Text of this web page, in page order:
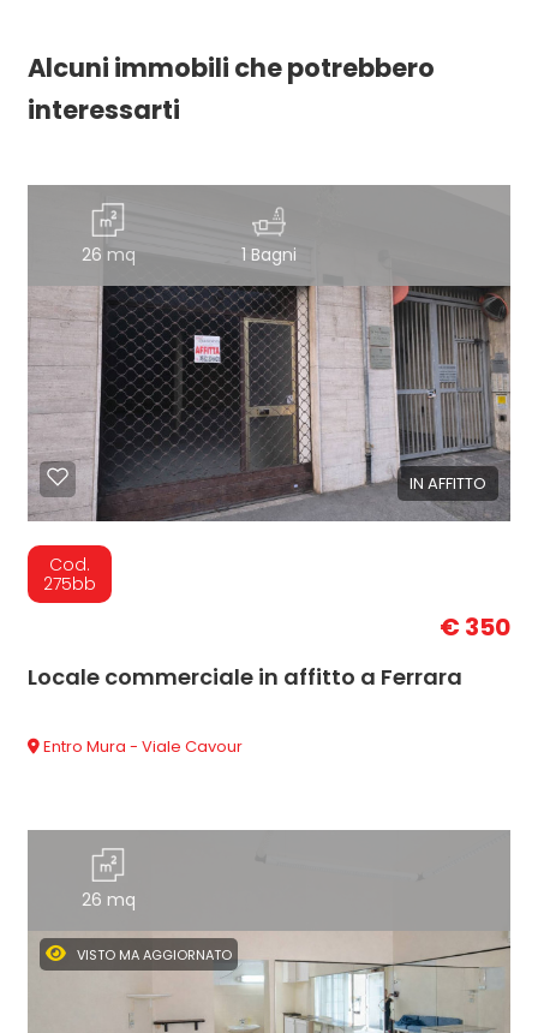
Alcuni immobili che potrebbero
interessarti
26 mq 1 Bagni
IN AFFITTO
Cod.
275bb
€ 350
Locale commerciale in affitto a Ferrara
Entro Mura - Viale Cavour
26 mq
VISTO MA AGGIORNATO